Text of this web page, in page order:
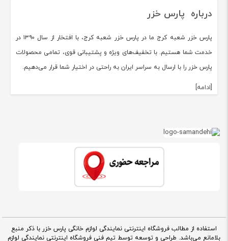
درباره پارس خزر
پارس خزر شعبه کرج ما در پارس خزر شعبه کرج، با افتخار از سال ۱۳۹۰ در
خدمت شما هستیم. با تخفیف‌های ویژه و پشتیبانی قوی، تمامی محصولات
پارس خزر را با ارسال به سراسر ایران به راحتی در اختیار شما قرار می‌دهیم.
[ادامه]
استفاده از مطالب فروشگاه اینترنتی نمایندگی لوازم خانگی پارس خزر با ذکر منبع
بلامانع می‌باشد. طراحی و توسعه توسط تیم فنی فروشگاه اینترنتی نمایندگی لوازم